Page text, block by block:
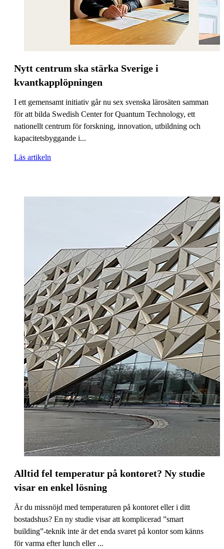
Nytt centrum ska stärka Sverige i
kvantkapplöpningen
I ett gemensamt initiativ går nu sex svenska lärosäten samman
för att bilda Swedish Center for Quantum Technology, ett
nationellt centrum för forskning, innovation, utbildning och
kapacitetsbyggande i...
Läs artikeln
Alltid fel temperatur på kontoret? Ny studie
visar en enkel lösning
Är du missnöjd med temperaturen på kontoret eller i ditt
bostadshus? En ny studie visar att komplicerad ”smart
building”-teknik inte är det enda svaret på kontor som känns
för varma efter lunch eller ...